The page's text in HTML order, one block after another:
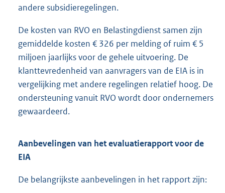
andere subsidieregelingen.
De kosten van RVO en Belastingdienst samen zijn
gemiddelde kosten € 326 per melding of ruim € 5
miljoen jaarlijks voor de gehele uitvoering. De
klanttevredenheid van aanvragers van de EIA is in
vergelijking met andere regelingen relatief hoog. De
ondersteuning vanuit RVO wordt door ondernemers
gewaardeerd.
Aanbevelingen van het evaluatierapport voor de
EIA
De belangrijkste aanbevelingen in het rapport zijn: